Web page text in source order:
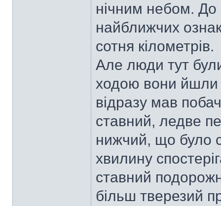
нічним небом. До
найближчих ознак
сотня кілометрів.
Але люди тут
ходою вони йшли
відразу мав
ставний, ледве
нижчий, що було
хвилину
ставний
більш тверезий